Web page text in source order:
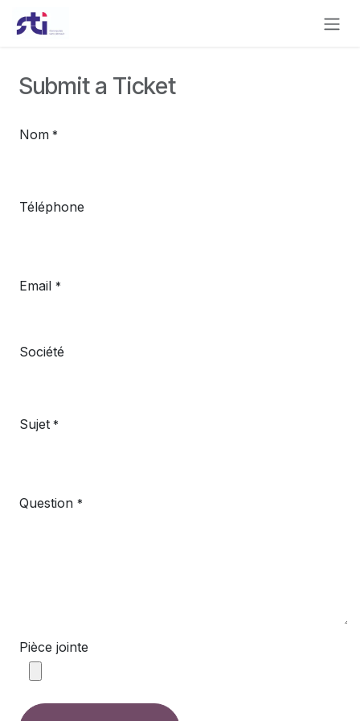
Se rendre au contenu
Submit a Ticket
Nom *
Téléphone
Email *
Société
Sujet *
Question *
Pièce jointe